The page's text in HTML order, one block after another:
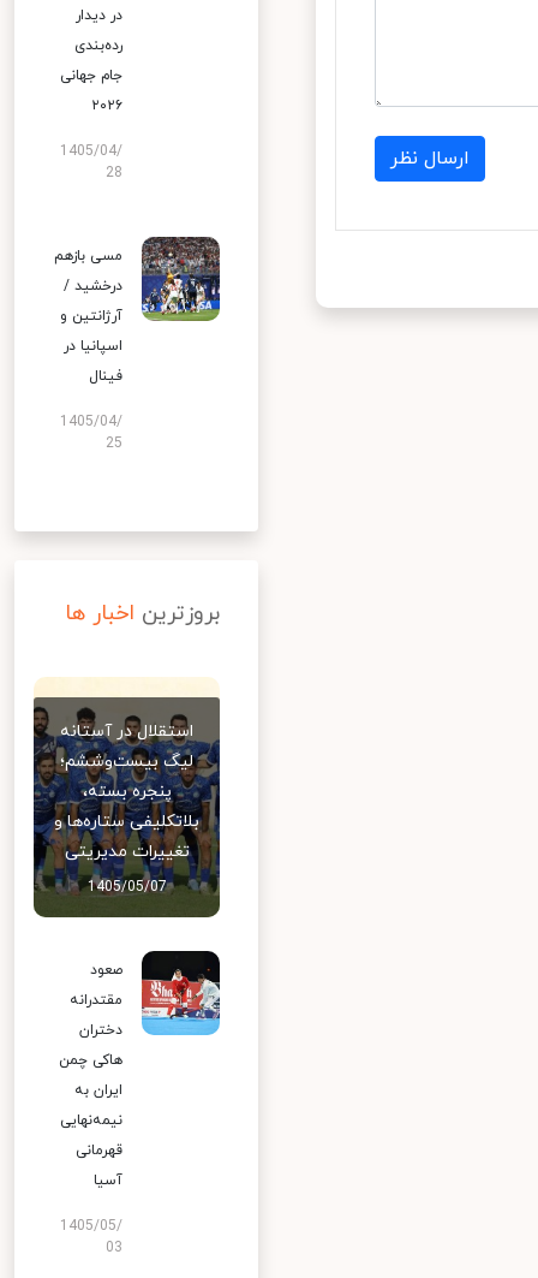
ارسال نظر
در دیدار
رده‌بندی
جام جهانی
۲۰۲۶
1405/04/
28
مسی بازهم
درخشید /
آرژانتین و
اسپانیا در
فینال
1405/04/
25
بروزترین اخبار ها
استقلال در آستانه
لیگ بیست‌وششم؛
پنجره بسته،
بلاتکلیفی ستاره‌ها و
تغییرات مدیریتی
1405/05/07
صعود
مقتدرانه
دختران
هاکی چمن
ایران به
نیمه‌نهایی
قهرمانی
آسیا
1405/05/
03